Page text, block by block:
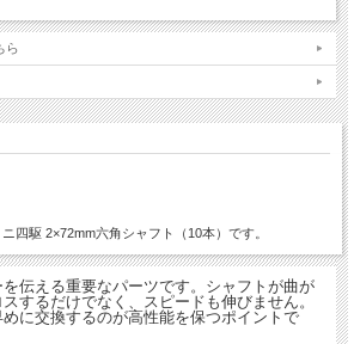
ら
四駆 2×72mm六角シャフト（10本）です。
伝える重要なパーツです。シャフトが曲が
するだけでなく、スピードも伸びません。
に交換するのが高性能を保つポイントで